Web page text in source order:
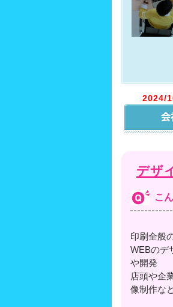
2024/
デザ
こ
印刷全般
WEBのデ
や開発
店頭や企
像制作な